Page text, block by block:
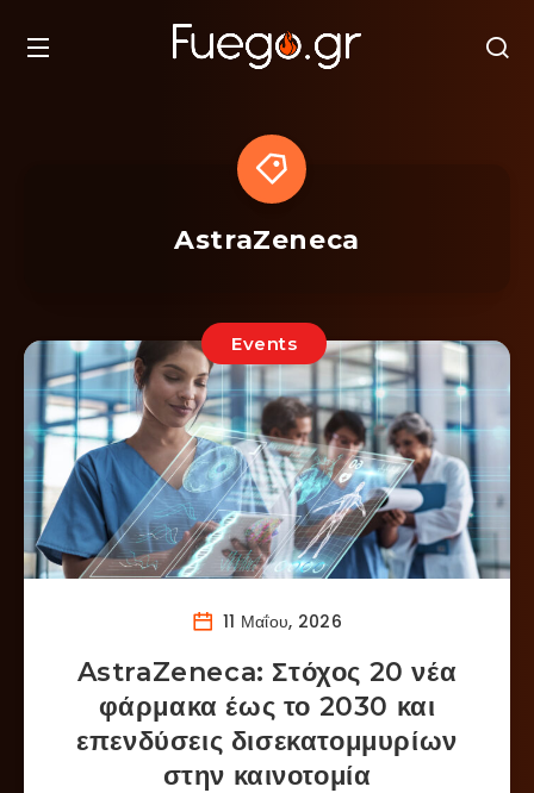
AstraZeneca
Events
11 Μαΐου, 2026
AstraZeneca: Στόχος 20 νέα
φάρμακα έως το 2030 και
επενδύσεις δισεκατομμυρίων
στην καινοτομία